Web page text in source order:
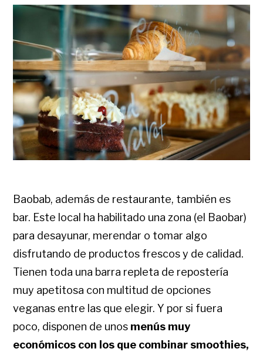
Baobab, además de restaurante, también es
bar. Este local ha habilitado una zona (el Baobar)
para desayunar, merendar o tomar algo
disfrutando de productos frescos y de calidad.
Tienen toda una barra repleta de repostería
muy apetitosa con multitud de opciones
veganas entre las que elegir. Y por si fuera
poco, disponen de unos menús muy
económicos con los que combinar smoothies,